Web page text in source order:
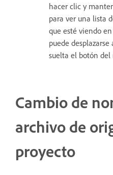
hacer clic y
para ver una lista
que esté viendo
puede
suelta el botón del
Cambio de
archivo de
proyecto